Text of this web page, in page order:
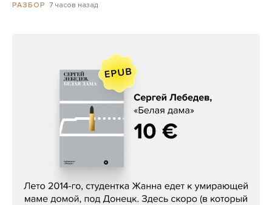
РАЗБОР 7 часов назад
Сергей Лебедев, «Белая дама»